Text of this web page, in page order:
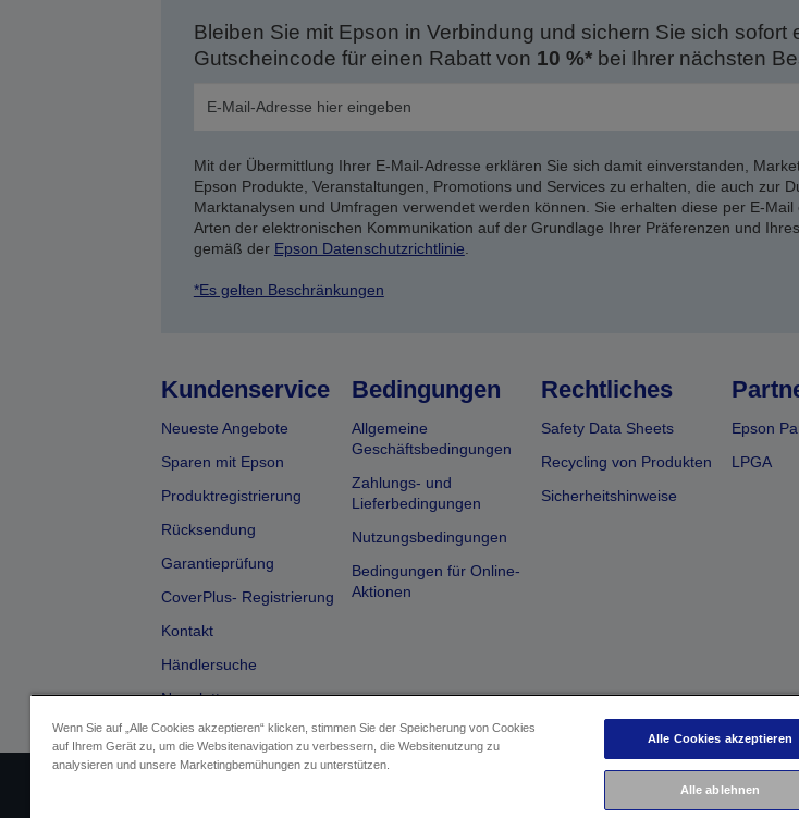
Bleiben Sie mit Epson in Verbindung und sichern Sie sich sofort
Gutscheincode für einen Rabatt von 10 %*bei Ihrer nächsten
Mit der Übermittlung Ihrer E-Mail-Adresse erklären Sie sich damit einverstanden,
Epson Produkte, Veranstaltungen, Promotions und Services zu erhalten, die auch zur
Marktanalysen und Umfragen verwendet werden können. Sie erhalten diese per E-
Arten der elektronischen Kommunikation auf der Grundlage Ihrer Präferenzen und
gemäß der Epson Datenschutzrichtlinie
*Es gelten Beschränkungen
Kundenservice
Neueste Angebote
Sparen mit Epson
Produktregistrierung
Rücksendung
Garantieprüfung
CoverPlus- Registrierung
Kontakt
Händlersuche
Newsletter
Bedingungen
Allgemeine
Geschäftsbedingungen
Zahlungs- und
Lieferbedingungen
Nutzungsbedingungen
Bedingungen für Online-
Aktionen
Rechtliches
Safety Data Sheets
Recycling von Produkten
Sicherheitshinweise
Epson
LPGA
Datenschutzrichtlinie
Wenn Sie auf „Alle Cookies akzeptieren“ klicken, stimmen Sie der Speicherung von Cookies
auf Ihrem Gerät zu, um die Websitenavigation zu verbessern, die Websitenutzung zu
analysieren und unsere Marketingbemühungen zu unterstützen.
Alle Cookies akzeptieren
Alle ablehnen